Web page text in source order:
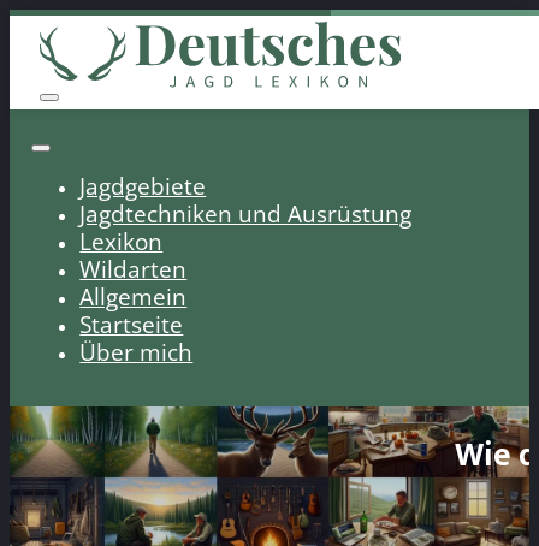
Jagdgebiete
Jagdtechniken und Ausrüstung
Lexikon
Wildarten
Allgemein
Startseite
Über mich
Wie